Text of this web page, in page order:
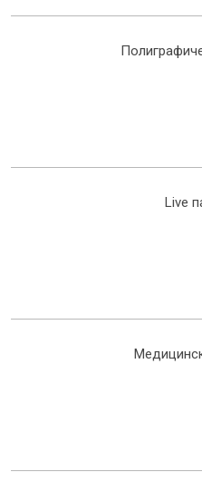
Live